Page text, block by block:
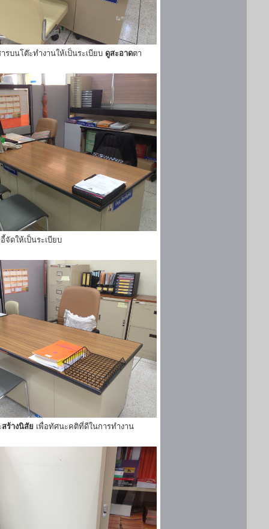
ารบนโต๊ะทำงานให้เป็นระเบียบ ดูสะอาดตา
จัดให้เป็นระเบียบ
สร้างนิสัย เพื่อทัศนะคติที่ดีในการทำงาน